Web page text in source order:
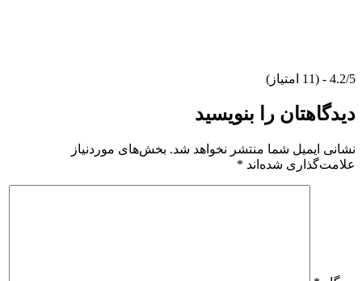
4.2/5 - (11 امتیاز)
دیدگاهتان را بنویسید
نشانی ایمیل شما منتشر نخواهد شد. بخش‌های موردنیاز
علامت‌گذاری شده‌اند *